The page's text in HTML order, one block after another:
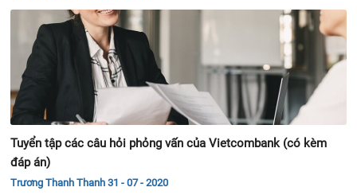
Tuyển tập các câu hỏi phỏng vấn của Vietcombank (có kèm
đáp án)
Trương Thanh Thanh 31 - 07 - 2020